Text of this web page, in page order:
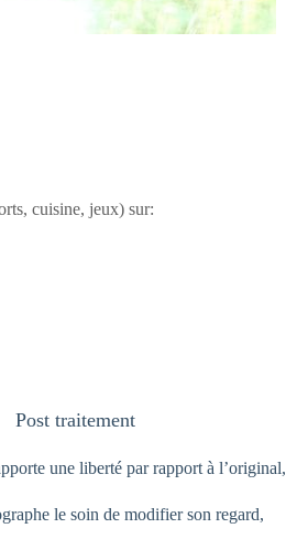
cuisine, jeux) sur:
Post traitement
une liberté par rapport à l’original,
le soin de modifier son regard,